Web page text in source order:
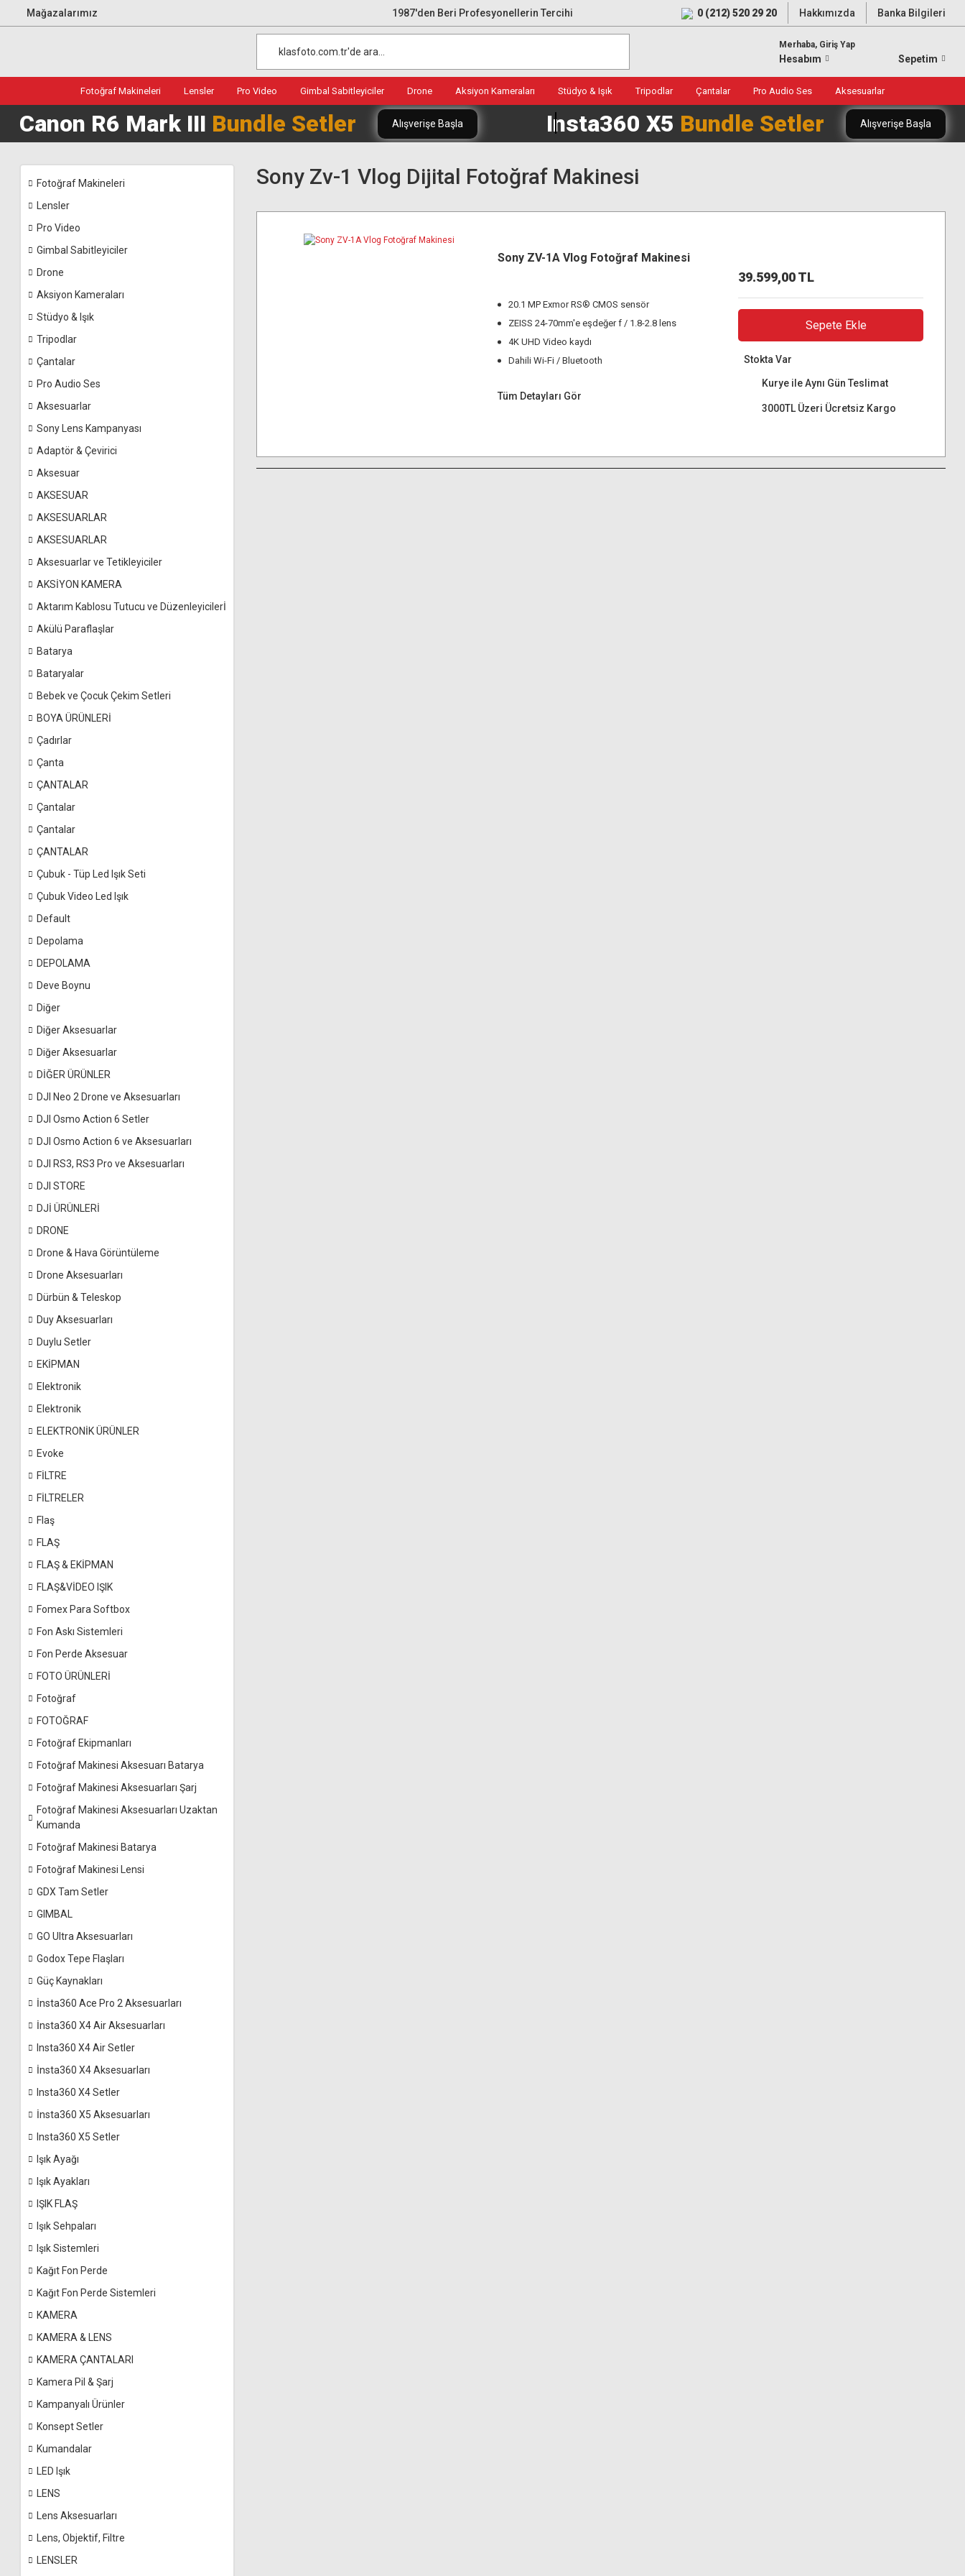
Mağazalarımız 1987'den Beri Profesyonellerin Tercihi 0 (212) 520 29 20 Hakkımızda Banka Bilgileri
Merhaba, Giriş Yap
Hesabım Sepetim
Fotoğraf Makineleri Lensler Pro Video Gimbal Sabitleyiciler Drone Aksiyon Kameraları Stüdyo & Işık Tripodlar Çantalar Pro Audio Ses Aksesuarlar
Canon R6 Mark III Bundle Setler Alışverişe Başla Insta360 X5 Bundle Setler Alışverişe Başla
Fotoğraf Makineleri
Lensler
Pro Video
Gimbal Sabitleyiciler
Drone
Aksiyon Kameraları
Stüdyo & Işık
Tripodlar
Çantalar
Pro Audio Ses
Aksesuarlar
Sony Lens Kampanyası
Adaptör & Çevirici
Aksesuar
AKSESUAR
AKSESUARLAR
AKSESUARLAR
Aksesuarlar ve Tetikleyiciler
AKSİYON KAMERA
Aktarım Kablosu Tutucu ve Düzenleyicilerİ
Akülü Paraflaşlar
Batarya
Bataryalar
Bebek ve Çocuk Çekim Setleri
BOYA ÜRÜNLERİ
Çadırlar
Çanta
ÇANTALAR
Çantalar
Çantalar
ÇANTALAR
Çubuk - Tüp Led Işık Seti
Çubuk Video Led Işık
Default
Depolama
DEPOLAMA
Deve Boynu
Diğer
Diğer Aksesuarlar
Diğer Aksesuarlar
DİĞER ÜRÜNLER
DJI Neo 2 Drone ve Aksesuarları
DJI Osmo Action 6 Setler
DJI Osmo Action 6 ve Aksesuarları
DJI RS3, RS3 Pro ve Aksesuarları
DJI STORE
DJİ ÜRÜNLERİ
DRONE
Drone & Hava Görüntüleme
Drone Aksesuarları
Dürbün & Teleskop
Duy Aksesuarları
Duylu Setler
EKİPMAN
Elektronik
Elektronik
ELEKTRONİK ÜRÜNLER
Evoke
FİLTRE
FİLTRELER
Flaş
FLAŞ
FLAŞ & EKİPMAN
FLAŞ&VİDEO IŞIK
Fomex Para Softbox
Fon Askı Sistemleri
Fon Perde Aksesuar
FOTO ÜRÜNLERİ
Fotoğraf
FOTOĞRAF
Fotoğraf Ekipmanları
Fotoğraf Makinesi Aksesuarı Batarya
Fotoğraf Makinesi Aksesuarları Şarj
Fotoğraf Makinesi Aksesuarları Uzaktan
Kumanda
Fotoğraf Makinesi Batarya
Fotoğraf Makinesi Lensi
GDX Tam Setler
GIMBAL
GO Ultra Aksesuarları
Godox Tepe Flaşları
Güç Kaynakları
İnsta360 Ace Pro 2 Aksesuarları
İnsta360 X4 Air Aksesuarları
Insta360 X4 Air Setler
İnsta360 X4 Aksesuarları
Insta360 X4 Setler
İnsta360 X5 Aksesuarları
Insta360 X5 Setler
Işık Ayağı
Işık Ayakları
IŞIK FLAŞ
Işık Sehpaları
Işık Sistemleri
Kağıt Fon Perde
Kağıt Fon Perde Sistemleri
KAMERA
KAMERA & LENS
KAMERA ÇANTALARI
Kamera Pil & Şarj
Kampanyalı Ürünler
Konsept Setler
Kumandalar
LED Işık
LENS
Lens Aksesuarları
Lens, Objektif, Filtre
LENSLER
Sony Zv-1 Vlog Dijital Fotoğraf Makinesi
Sony ZV-1A Vlog Fotoğraf Makinesi
20.1 MP Exmor RS® CMOS sensör
ZEISS 24-70mm'e eşdeğer f / 1.8-2.8 lens
4K UHD Video kaydı
Dahili Wi-Fi / Bluetooth
Tüm Detayları Gör
39.599,00 TL
Sepete Ekle
Stokta Var
Kurye ile Aynı Gün Teslimat
3000TL Üzeri Ücretsiz Kargo